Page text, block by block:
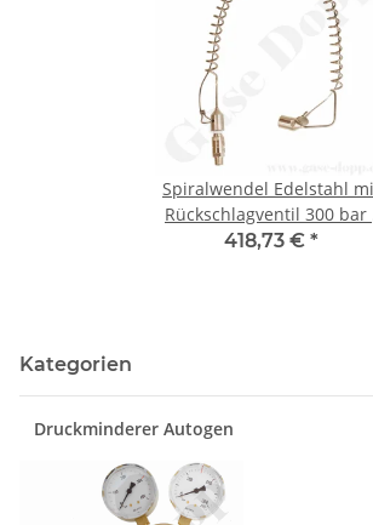
Spiralwendel Edelstahl
Rückschlagventil 300 bar
Eingang 1/4" NPT IG 90° /
418,73 € *
Kategorien
Druckminderer Autogen